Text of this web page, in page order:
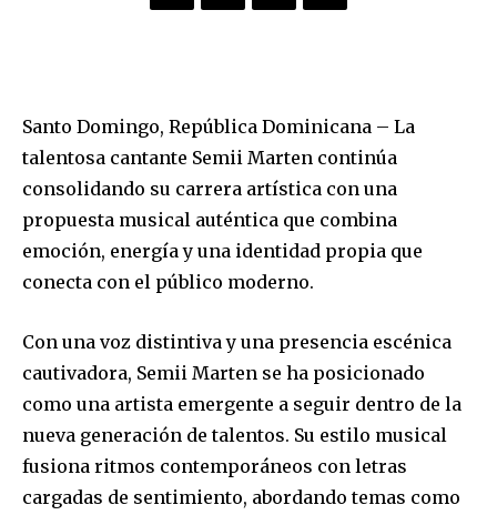
Santo Domingo, República Dominicana – La
talentosa cantante Semii Marten continúa
consolidando su carrera artística con una
propuesta musical auténtica que combina
emoción, energía y una identidad propia que
conecta con el público moderno.
Con una voz distintiva y una presencia escénica
cautivadora, Semii Marten se ha posicionado
como una artista emergente a seguir dentro de la
nueva generación de talentos. Su estilo musical
fusiona ritmos contemporáneos con letras
cargadas de sentimiento, abordando temas como